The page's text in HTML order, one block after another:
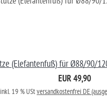
(Elefantenfuß) für Ø88/90/
EUR 49,90
inkl. 19 % UStversandkostenfrei DE